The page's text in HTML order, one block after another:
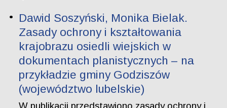
Dawid Soszyński, Monika Bielak.
Zasady ochrony i kształtowania
krajobrazu osiedli wiejskich w
dokumentach planistycznych – na
przykładzie gminy Godziszów
(województwo lubelskie)
W publikacji przedstawiono zasady ochrony i